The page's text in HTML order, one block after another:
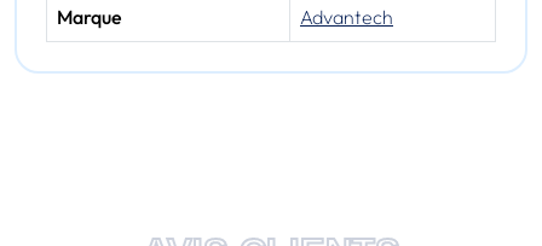
Marque Advantech